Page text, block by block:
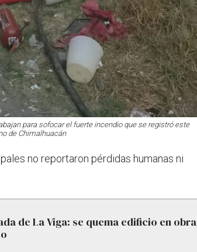
para sofocar el fuerte incendio que se registró este
de Chimalhuacán
no reportaron pérdidas humanas ni
de La Viga: se quema edificio en obra